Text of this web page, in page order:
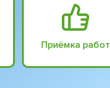
Приёмка работ